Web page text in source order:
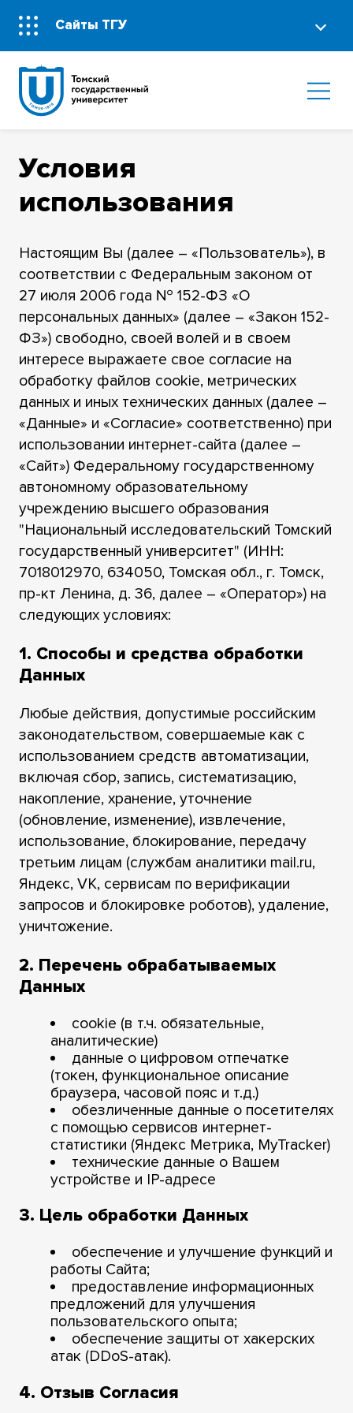
Сайты ТГУ
Условия
использования
Настоящим Вы (далее – «Пользователь»), в
соответствии с Федеральным законом от
27 июля 2006 года № 152-ФЗ «О
персональных данных» (далее – «Закон 152-
ФЗ») свободно, своей волей и в своем
интересе выражаете свое согласие на
обработку файлов сookie, метрических
данных и иных технических данных (далее –
«Данные» и «Согласие» соответственно) при
использовании интернет-сайта (далее –
«Сайт») Федеральному государственному
автономному образовательному
учреждению высшего образования
"Национальный исследовательский Томский
государственный университет" (ИНН:
7018012970, 634050, Томская обл., г. Томск,
пр-кт Ленина, д. 36, далее – «Оператор») на
следующих условиях:
1. Способы и средства обработки
Данных
Любые действия, допустимые российским
законодательством, совершаемые как с
использованием средств автоматизации,
включая сбор, запись, систематизацию,
накопление, хранение, уточнение
(обновление, изменение), извлечение,
использование, блокирование, передачу
третьим лицам (службам аналитики mail.ru,
Яндекс, VK, сервисам по верификации
запросов и блокировке роботов), удаление,
уничтожение.
2. Перечень обрабатываемых
Данных
cookie (в т.ч. обязательные,
аналитические)
данные о цифровом отпечатке
(токен, функциональное описание
браузера, часовой пояс и т.д.)
обезличенные данные о посетителях
с помощью сервисов интернет-
статистики (Яндекс Метрика, MyTracker)
технические данные о Вашем
устройстве и IP-адресе
3. Цель обработки Данных
обеспечение и улучшение функций и
работы Сайта;
предоставление информационных
предложений для улучшения
пользовательского опыта;
обеспечение защиты от хакерских
атак (DDoS-атак).
4. Отзыв Согласия